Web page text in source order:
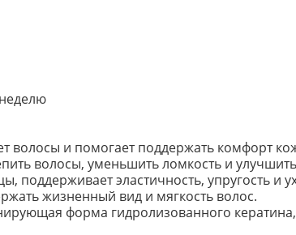
волосы и помогает поддержать комфорт
волосы, уменьшить ломкость и улучшить
эластичность, упругость и
жизненный вид и мягкость волос.
форма гидролизованного кератина,